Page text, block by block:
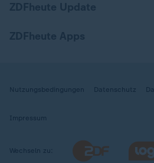
Nutzungsbedingungen Datenschutz
Impressum
Wechseln zu: